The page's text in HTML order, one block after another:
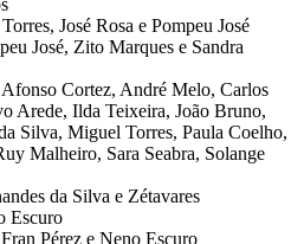
José Rosa e Pompeu José
José, Zito Marques e Sandra
Afonso Cortez, André Melo, Carlos
Arede, Ilda Teixeira, João Bruno,
Silva, Miguel Torres, Paula Coelho,
Malheiro, Sara Seabra, Solange
da Silva e Zétavares
Escuro
Pérez e Neno Escuro